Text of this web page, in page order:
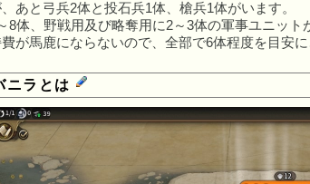
あと弓兵2体と投石兵1体、槍兵1体がいます。
8体、野戦用及び略奪用に2～3体の軍事ユニット
が馬鹿にならないので、全部で6体程度を目安
ニラとは